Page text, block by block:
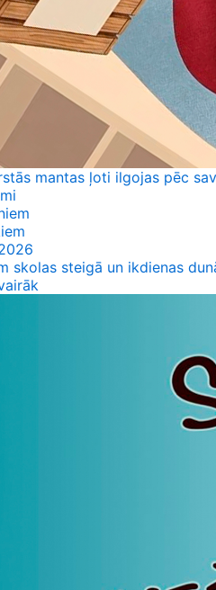
mantas ļoti ilgojas pēc
skolas steigā un ikdienas